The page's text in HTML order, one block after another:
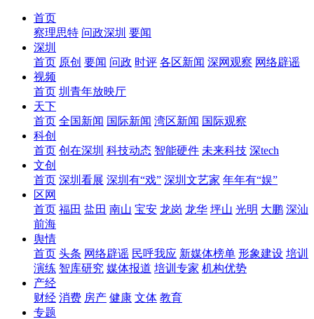
首页
察理思特 问政深圳 要闻
深圳
首页 原创 要闻 问政 时评 各区新闻 深网观察 网络辟谣
视频
首页 圳青年放映厅
天下
首页 全国新闻 国际新闻 湾区新闻 国际观察
科创
首页 创在深圳 科技动态 智能硬件 未来科技 深tech
文创
首页 深圳看展 深圳有“戏” 深圳文艺家 年年有“娱”
区网
首页 福田 盐田 南山 宝安 龙岗 龙华 坪山 光明 大鹏 深汕
前海
舆情
首页 头条 网络辟谣 民呼我应 新媒体榜单 形象建设 培训
演练 智库研究 媒体报道 培训专家 机构优势
产经
财经 消费 房产 健康 文体 教育
专题